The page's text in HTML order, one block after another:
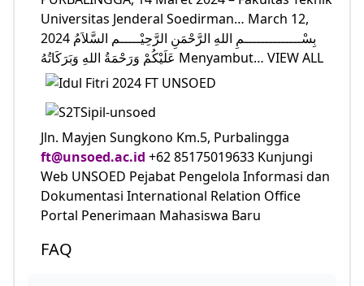
Universitas Jenderal Soedirman… March 12,
2024 بِسْــــــــــــــمِ اللهِ الرَّحْمَنِ الرَّحِيْـــــم السَّلاَمُ
عَلَيْكُمْ وَرَحْمَةُ اللهِ وَبَرَكَاتُهُ Menyambut… VIEW ALL
Jln. Mayjen Sungkono Km.5, Purbalingga
ft@unsoed.ac.id +62 85175019633 Kunjungi
Web UNSOED Pejabat Pengelola Informasi dan
Dokumentasi International Relation Office
Portal Penerimaan Mahasiswa Baru
FAQ